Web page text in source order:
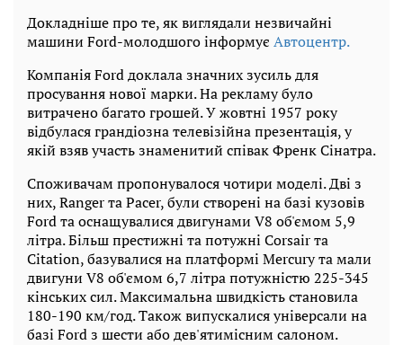
Докладніше про те, як виглядали незвичайні
машини Ford-молодшого інформує Автоцентр.
Компанія Ford доклала значних зусиль для
просування нової марки. На рекламу було
витрачено багато грошей. У жовтні 1957 року
відбулася грандіозна телевізійна презентація, у
якій взяв участь знаменитий співак Френк Сінатра.
Споживачам пропонувалося чотири моделі. Дві з
них, Ranger та Pacer, були створені на базі кузовів
Ford та оснащувалися двигунами V8 об'ємом 5,9
літра. Більш престижні та потужні Corsair та
Citation, базувалися на платформі Mercury та мали
двигуни V8 об'ємом 6,7 літра потужністю 225-345
кінських сил. Максимальна швидкість становила
180-190 км/год. Також випускалися універсали на
базі Ford з шести або дев'ятимісним салоном.